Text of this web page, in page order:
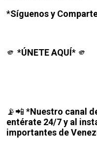
*Síguenos y
🫵 *ÚNETE AQUÍ* 🫵
📡📲 *Nuestro canal
entérate 24/7 y al
importantes de